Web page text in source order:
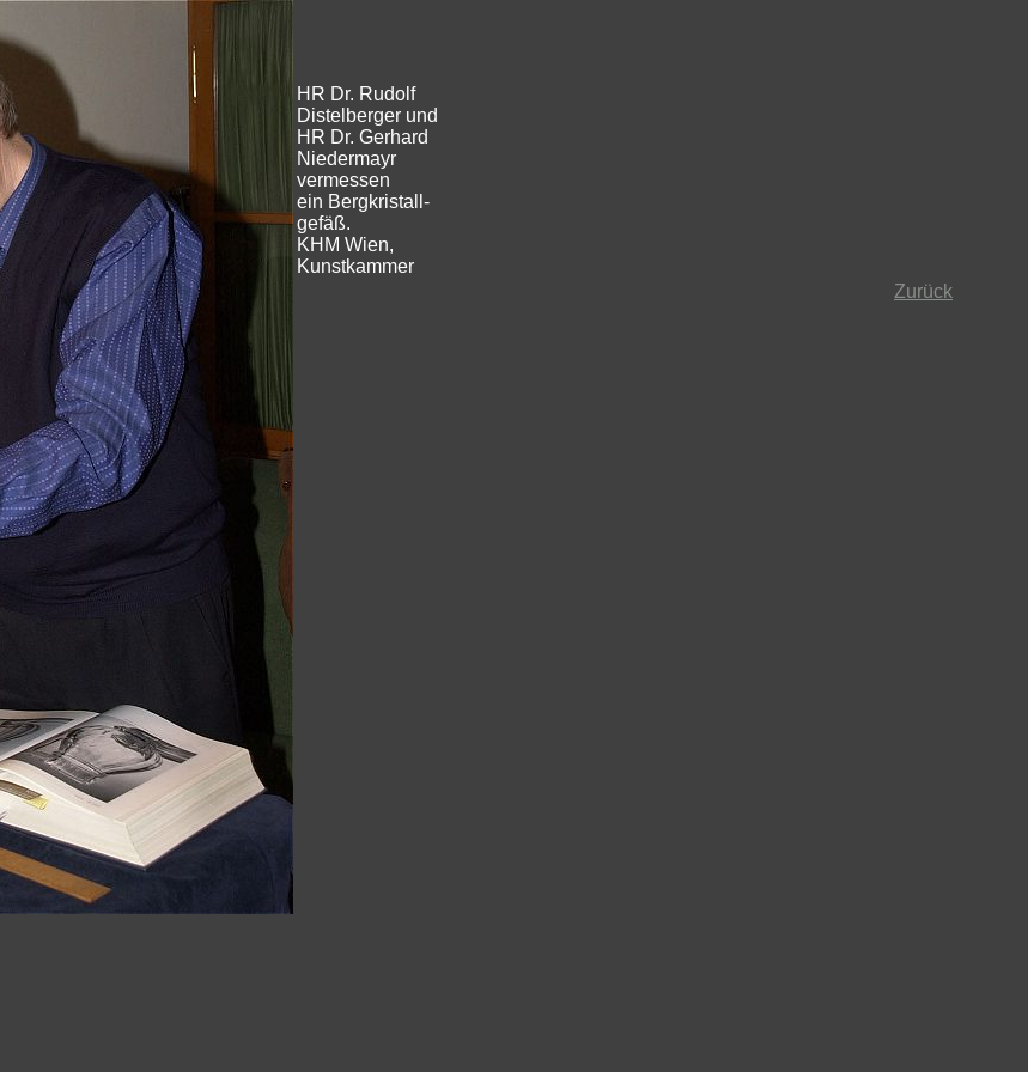
HR Dr. Rudolf
Distelberger und
HR Dr. Gerhard
Niedermayr
vermessen
ein Bergkristall-
gefäß.
KHM Wien,
Kunstkammer
Zurück